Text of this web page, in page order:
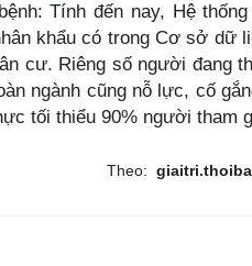
Tính đến nay, Hệ
khẩu có trong Cơ sở dữ
cư. Riêng số người đang
ngành cũng nỗ lực, cố
tối thiểu 90% người tham
Theo: